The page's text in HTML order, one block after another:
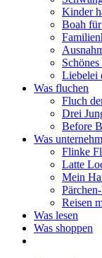
Kinder
Boah
Liebelei
Was fluchen
Fluch
Drei
Before
Was
Flinke
Latte
Mein
Reisen
Was lesen
Was shoppen